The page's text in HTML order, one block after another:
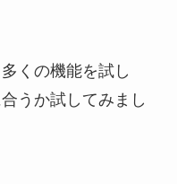
くの機能を試し
うか試してみまし